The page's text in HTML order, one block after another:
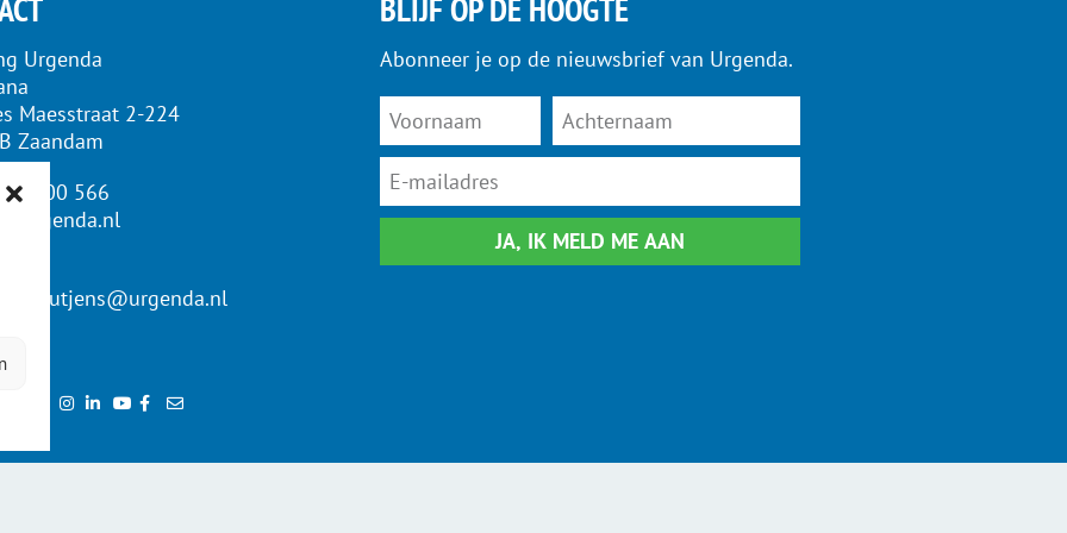
Urgenda
Maesstraat 2-224
Zaandam
- 33 00 566
Abonneer je op de nieuwsbrief van Urgenda.
JA, IK MELD ME AAN